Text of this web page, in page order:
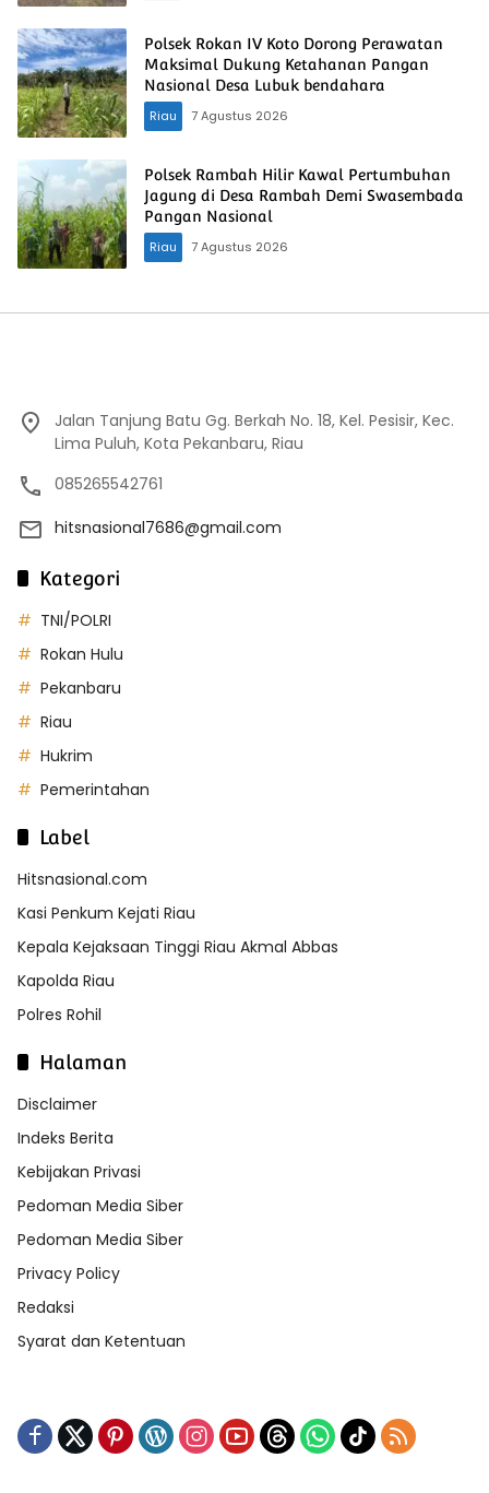
Polsek Rokan IV Koto Dorong Perawatan
Maksimal Dukung Ketahanan Pangan
Nasional Desa Lubuk bendahara
Riau
7 Agustus 2026
Polsek Rambah Hilir Kawal Pertumbuhan
Jagung di Desa Rambah Demi Swasembada
Pangan Nasional
Riau
7 Agustus 2026
Jalan Tanjung Batu Gg. Berkah No. 18, Kel. Pesisir, Kec.
Lima Puluh, Kota Pekanbaru, Riau
085265542761
hitsnasional7686@gmail.com
Kategori
TNI/POLRI
Rokan Hulu
Pekanbaru
Riau
Hukrim
Pemerintahan
Label
Hitsnasional.com
Kasi Penkum Kejati Riau
Kepala Kejaksaan Tinggi Riau Akmal Abbas
Kapolda Riau
Polres Rohil
Halaman
Disclaimer
Indeks Berita
Kebijakan Privasi
Pedoman Media Siber
Pedoman Media Siber
Privacy Policy
Redaksi
Syarat dan Ketentuan